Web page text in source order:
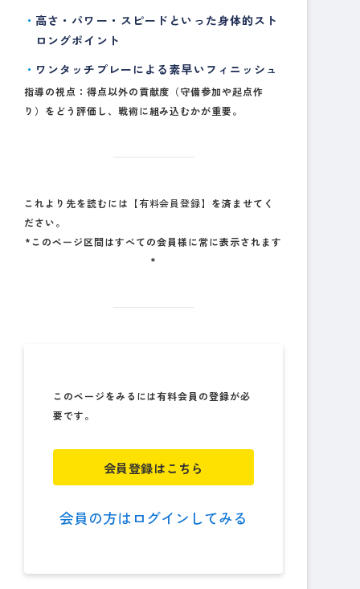
高さ・パワー・スピードといった身体的スト
ロングポイント
ワンタッチプレーによる素早いフィニッシュ
指導の視点 ：得点以外の貢献度（守備参加や起点作
り）をどう評価し、戦術に組み込むかが重要。
これより先を読むには 【有料会員登録】 を済ませてく
ださい。
*このページ区間はすべての会員様に常に表示されます
*
このページをみるには有料会員の登録が必
要です。
会員登録はこちら
会員の方はログインしてみる